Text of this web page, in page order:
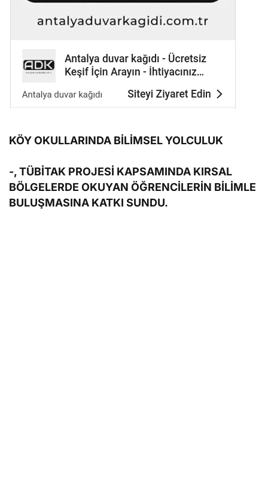
KÖY OKULLARINDA BİLİMSEL YOLCULUK
-, TÜBİTAK PROJESİ KAPSAMINDA KIRSAL
BÖLGELERDE OKUYAN ÖĞRENCİLERİN BİLİMLE
BULUŞMASINA KATKI SUNDU.